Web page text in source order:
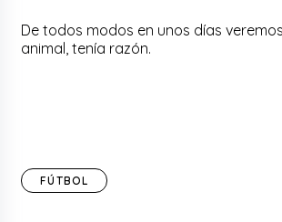
De todos modos en unos días
animal, tenía razón.
FÚTBOL